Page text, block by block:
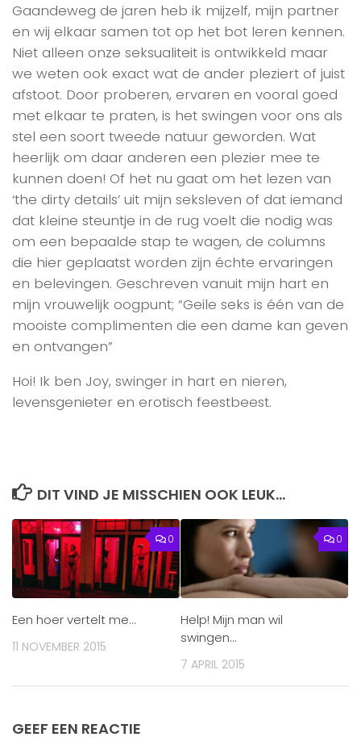
Gaandeweg de jaren heb ik mijzelf, mijn partner
en wij elkaar samen tot op het bot leren kennen.
Niet alleen onze seksualiteit is ontwikkeld maar
we weten ook exact wat de ander pleziert of juist
afstoot. Door proberen, ervaren en vooral goed
met elkaar te praten, is het swingen voor ons als
stel een soort tweede natuur geworden. Wat
heerlijk om daar anderen een plezier mee te
kunnen doen! Of het nu gaat om het lezen van
‘the dirty details’ uit mijn seksleven of dat iemand
dat kleine steuntje in de rug voelt die nodig was
om een bepaalde stap te wagen, de columns
die hier geplaatst worden zijn échte ervaringen
en belevingen. Geschreven vanuit mijn hart en
mijn vrouwelijk oogpunt; “Geile seks is één van de
mooiste complimenten die een dame kan geven
en ontvangen”
Hoi! Ik ben Joy, swinger in hart en nieren,
levensgenieter en erotisch feestbeest.
DIT VIND JE MISSCHIEN OOK LEUK...
0
Een hoer vertelt me…
11 NOVEMBER 2015
0
Help! Mijn man wil
swingen…
7 APRIL 2015
GEEF EEN REACTIE